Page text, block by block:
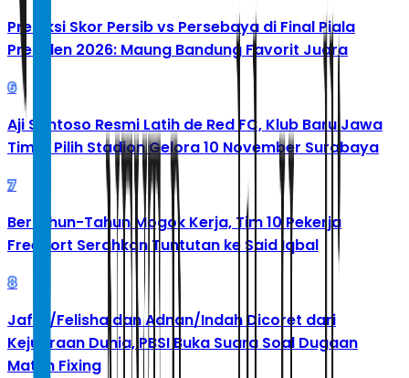
Prediksi Skor Persib vs Persebaya di Final Piala
Presiden 2026: Maung Bandung Favorit Juara
6
Aji Santoso Resmi Latih de Red FC, Klub Baru Jawa
Timur Pilih Stadion Gelora 10 November Surabaya
7
Bertahun-Tahun Mogok Kerja, Tim 10 Pekerja
Freeport Serahkan Tuntutan ke Said Iqbal
8
Jafar/Felisha dan Adnan/Indah Dicoret dari
Kejuaraan Dunia, PBSI Buka Suara Soal Dugaan
Match Fixing